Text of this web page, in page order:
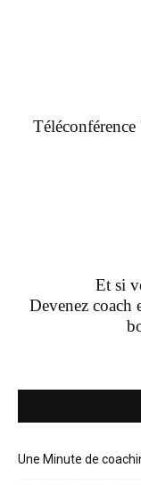
Et si
Devenez coach
Une Minute de